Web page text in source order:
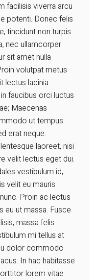
facilisis viverra arcu
potenti. Donec felis
tincidunt non turpis.
nec ullamcorper
sit amet nulla
volutpat metus
lectus lacinia.
faucibus orci luctus
Maecenas
ut tempus
erat neque.
laoreet, nisi
velit lectus eget dui.
vestibulum id,
velit eu mauris
Proin ac lectus
eu ut massa. Fusce
massa felis
mi tellus at
dolor commodo
In hac habitasse
lorem vitae